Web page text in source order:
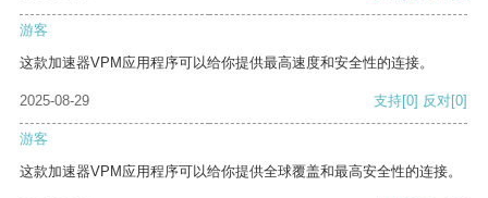
游客
这款加速器VPM应用程序可以给你提供最高速度和安全性的连接。
2025-08-29 支持[0] 反对[0]
游客
这款加速器VPM应用程序可以给你提供全球覆盖和最高安全性的连接。